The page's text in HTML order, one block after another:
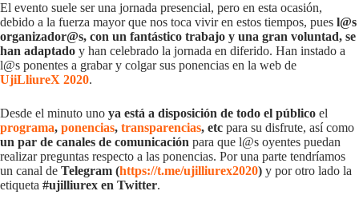
El evento suele ser una jornada presencial, pero en esta ocasión,
debido a la fuerza mayor que nos toca vivir en estos tiempos, pues l@s
organizador@s, con un fantástico trabajo y una gran voluntad, se
han adaptado y han celebrado la jornada en diferido. Han instado a
l@s ponentes a grabar y colgar sus ponencias en la web de
UjiLliureX 2020.
Desde el minuto uno ya está a disposición de todo el público el
programa, ponencias, transparencias, etc para su disfrute, así como
un par de canales de comunicación para que l@s oyentes puedan
realizar preguntas respecto a las ponencias. Por una parte tendríamos
un canal de Telegram (https://t.me/ujilliurex2020) y por otro lado la
etiqueta #ujilliurex en Twitter.